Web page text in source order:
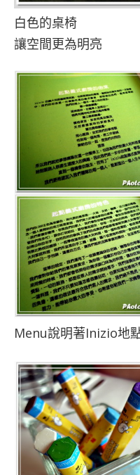
白色的桌椅
讓空間更為明亮
Menu說明著Inizio地